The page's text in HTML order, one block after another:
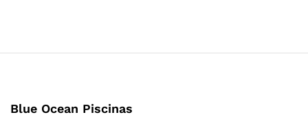
Blue Ocean Piscinas